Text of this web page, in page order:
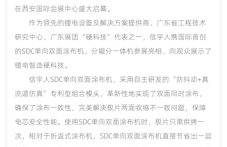
在西安国际会展中心盛大启幕。
作为领先的锂电设备及解决方案提供商、广东省工程技术
研究中心、广东展团 “硬科技”代表之一，信宇人携国际首创
的SDC单向双面涂布机、分辊分一体机参展亮相，向观众展示了
锂电智造硬科技。
信宇人SDC单向双面涂布机，采用自主研发的“防抖动+真
流道仿真”专利型组合模头，革新性地实现了双面同时涂布，
确保了涂布一致性，完美解决极片两面收缩不一致问题，保障
电芯安全性能。使用SDC单向双面涂布机时，极片只需烘烤一
次，相对于折返式涂布机，SDC单向双面涂布机直接节省出一层